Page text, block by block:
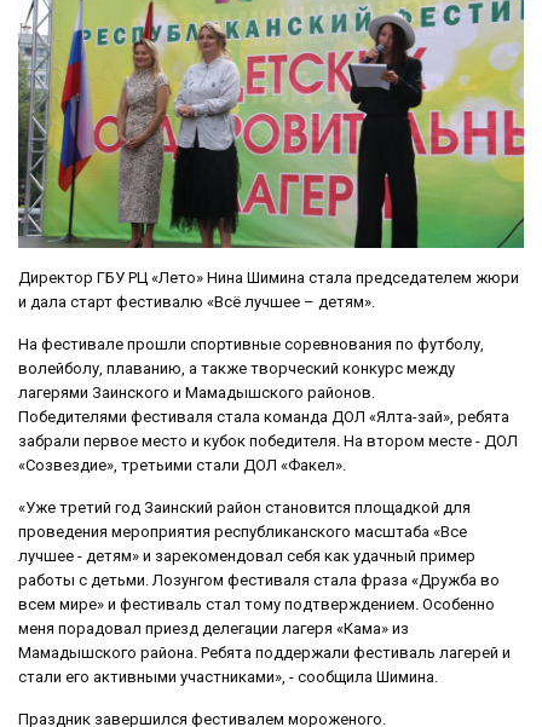
Директор ГБУ РЦ «Лето» Нина Шимина стала председателем жюри
и дала старт фестивалю «Всё лучшее – детям».
На фестивале прошли спортивные соревнования по футболу,
волейболу, плаванию, а также творческий конкурс между
лагерями Заинского и Мамадышского районов.
Победителями фестиваля стала команда ДОЛ «Ялта-зай», ребята
забрали первое место и кубок победителя. На втором месте - ДОЛ
«Созвездие», третьими стали ДОЛ «Факел».
«Уже третий год Заинский район становится площадкой для
проведения мероприятия республиканского масштаба «Все
лучшее - детям» и зарекомендовал себя как удачный пример
работы с детьми. Лозунгом фестиваля стала фраза «Дружба во
всем мире» и фестиваль стал тому подтверждением. Особенно
меня порадовал приезд делегации лагеря «Кама» из
Мамадышского района. Ребята поддержали фестиваль лагерей и
стали его активными участниками», - сообщила Шимина.
Праздник завершился фестивалем мороженого.